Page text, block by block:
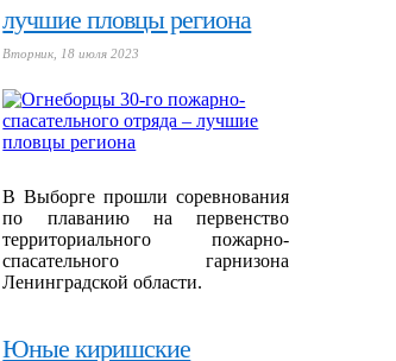
лучшие пловцы региона
Вторник, 18 июля 2023
В Выборге прошли соревнования
по плаванию на первенство
территориального пожарно-
спасательного гарнизона
Ленинградской области.
Юные киришские